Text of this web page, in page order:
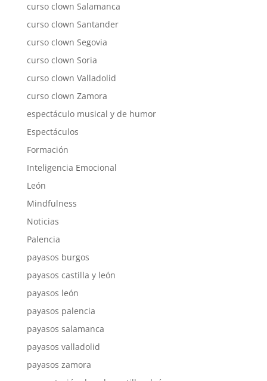
curso clown Salamanca
curso clown Santander
curso clown Segovia
curso clown Soria
curso clown Valladolid
curso clown Zamora
espectáculo musical y de humor
Espectáculos
Formación
Inteligencia Emocional
León
Mindfulness
Noticias
Palencia
payasos burgos
payasos castilla y león
payasos león
payasos palencia
payasos salamanca
payasos valladolid
payasos zamora